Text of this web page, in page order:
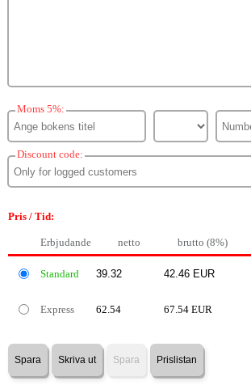
Moms 5%:
Discount code:
Pris / Tid:
Erbjudande netto brutto (8%)
Standard
Express 62.54 67.54 EUR
Spara Skriva ut Spara Prislistan